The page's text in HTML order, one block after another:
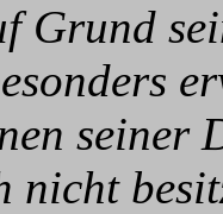
Grund
seiner
nicht